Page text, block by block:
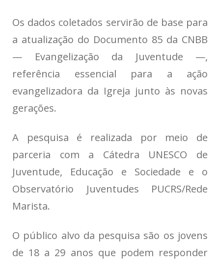
Os dados coletados servirão de base para
a atualização do Documento 85 da CNBB
— Evangelização da Juventude —,
referência essencial para a ação
evangelizadora da Igreja junto às novas
gerações.
A pesquisa é realizada por meio de
parceria com a Cátedra UNESCO de
Juventude, Educação e Sociedade e o
Observatório Juventudes PUCRS/Rede
Marista.
O público alvo da pesquisa são os jovens
de 18 a 29 anos que podem responder